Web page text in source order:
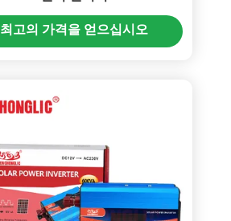
최고의 가격을 얻으십시오